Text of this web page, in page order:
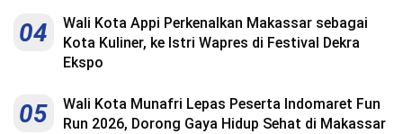
04
Wali Kota Appi Perkenalkan Makassar sebagai
Kota Kuliner, ke Istri Wapres di Festival Dekra
Ekspo
05
Wali Kota Munafri Lepas Peserta Indomaret Fun
Run 2026, Dorong Gaya Hidup Sehat di Makassar